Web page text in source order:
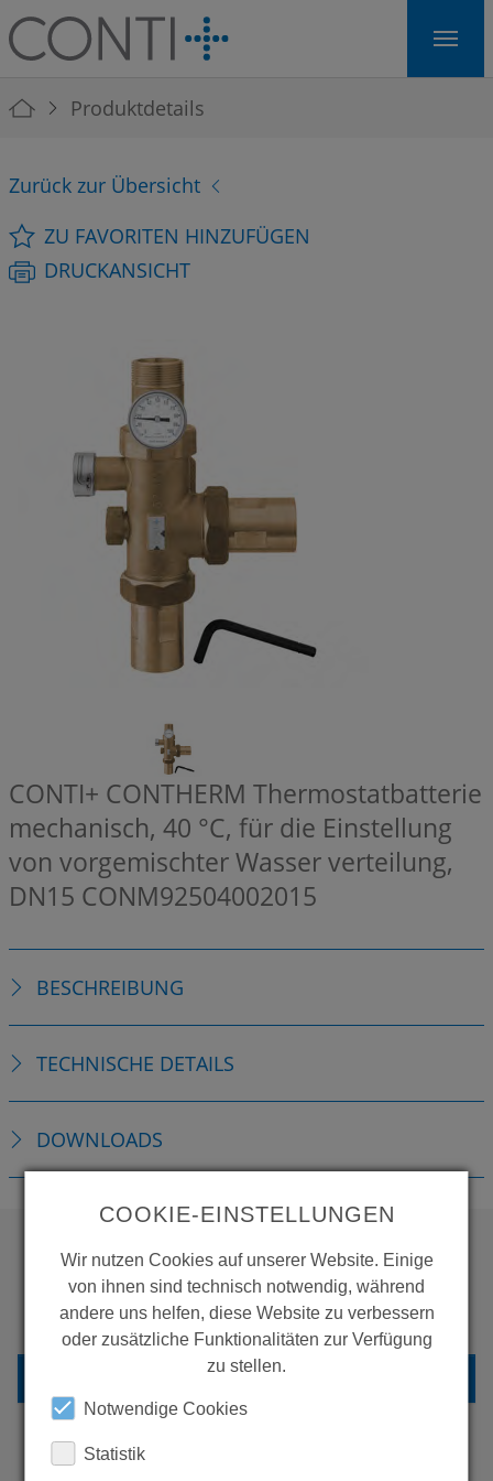
Skip to main navigation
Skip to main content
Skip to page footer
You are here:
Produktdetails
Zurück zur Übersicht
ZU FAVORITEN HINZUFÜGEN
DRUCKANSICHT
CONTI+ CONTHERM Thermostatbatterie
mechanisch, 40 °C, für die Einstellung
von vorgemischter Wasser verteilung,
DN15 CONM92504002015
BESCHREIBUNG
TECHNISCHE DETAILS
DOWNLOADS
WOLLEN SIE MEHR
PRODUKTE SEHEN?
ZURÜCK ZUR ÜBERSICHT
COOKIE-EINSTELLUNGEN
Wir nutzen Cookies auf unserer Website. Einige
von ihnen sind technisch notwendig, während
andere uns helfen, diese Website zu verbessern
oder zusätzliche Funktionalitäten zur Verfügung
zu stellen.
Notwendige Cookies
Statistik